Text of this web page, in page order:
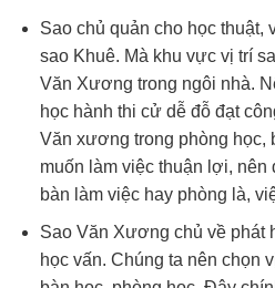
Sao chủ quản cho học thuật,
sao Khuê. Mà khu vực vị trí
Văn Xương trong ngôi nhà.
học hành thi cử dễ đỗ đạt
Văn xương trong phòng học,
muốn làm việc thuận lợi,
bàn làm việc hay phòng là,
Sao Văn Xương chủ về phát
học vấn. Chúng ta nên chọn